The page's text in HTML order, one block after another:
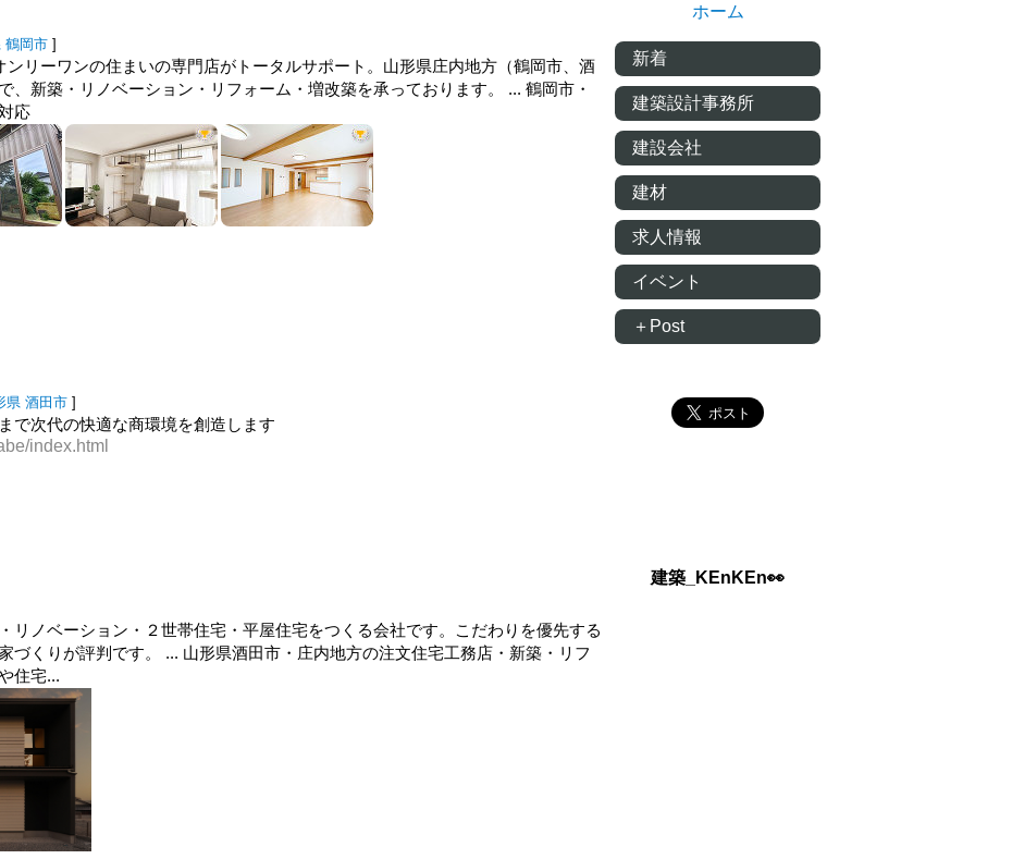
鶴岡市 ]
リーワンの住まいの専門店がトータルサポート。山形県庄内地方（鶴岡市、酒
、新築・リノベーション・リフォーム・増改築を承っております。 ... 鶴岡市・
応
県 酒田市 ]
で次代の快適な商環境を創造します
index.html
リノベーション・２世帯住宅・平屋住宅をつくる会社です。こだわりを優先する
づくりが評判です。 ... 山形県酒田市・庄内地方の注文住宅工務店・新築・リフ
住宅...
ホーム
新着
建築設計事務所
建設会社
建材
求人情報
イベント
＋Post
建築_KEnKEn👀